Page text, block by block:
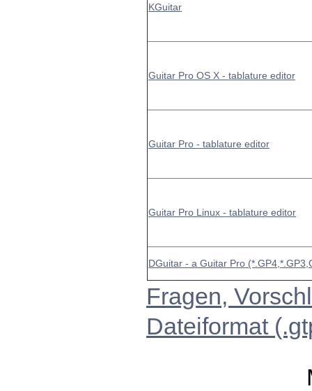
KGuitar
Guitar Pro OS X - tablature editor
Guitar Pro - tablature editor
Guitar Pro Linux - tablature editor
DGuitar - a Guitar Pro
Fragen,
Dateiformat